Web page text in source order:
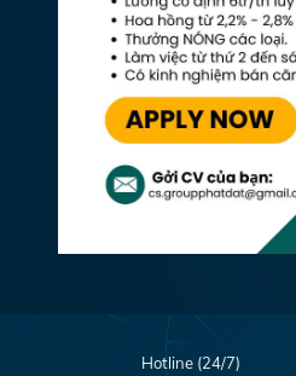
Hotline (24/7)